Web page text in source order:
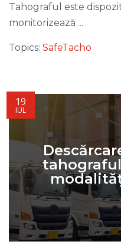
Tahograful este
monitorizează ...
Topics: SafeTacho
19
IUL